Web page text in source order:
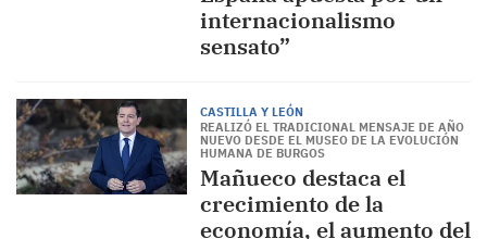
internacionalismo
sensato”
CASTILLA Y LEÓN
REALIZÓ EL TRADICIONAL MENSAJE DE AÑO
NUEVO DESDE EL MUSEO DE LA EVOLUCIÓN
HUMANA DE BURGOS
Mañueco destaca el
crecimiento de la
economía, el aumento del